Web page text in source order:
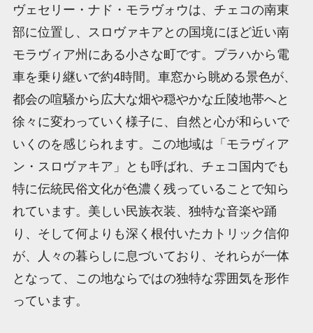
ヴェセリー・ナド・モラヴォウは、チェコの南東
部に位置し、スロヴァキアとの国境にほど近い南
モラヴィア州にある小さな町です。プラハから電
車を乗り継いで約4時間。車窓から眺める景色が、
都会の喧騒から広大な畑や穏やかな丘陵地帯へと
徐々に変わっていく様子に、自然と心が和らいで
いくのを感じられます。この地域は「モラヴィア
ン・スロヴァキア」とも呼ばれ、チェコ国内でも
特に伝統民俗文化が色濃く残っていることで知ら
れています。美しい民族衣装、独特な音楽や踊
り、そして何よりも深く根付いたカトリック信仰
が、人々の暮らしに息づいており、それらが一体
となって、この地ならではの独特な雰囲気を形作
っています。